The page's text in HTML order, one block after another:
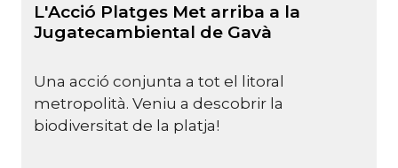
L'Acció Platges Met arriba a la
Jugatecambiental de Gavà
Una acció conjunta a tot el litoral
metropolità. Veniu a descobrir la
biodiversitat de la platja!